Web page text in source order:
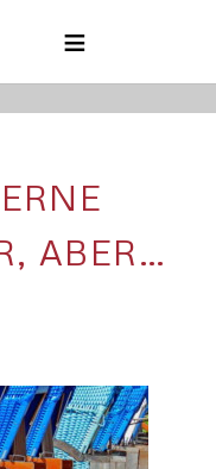
PHILOSOPHIE
ABER…